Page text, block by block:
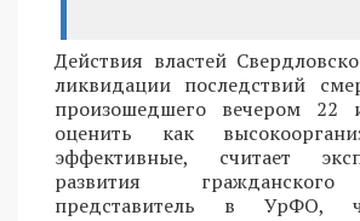
Действия властей
ликвидации последствий
произошедшего вечером
оценить как
эффективные, считает
развития
представитель в УрФО,